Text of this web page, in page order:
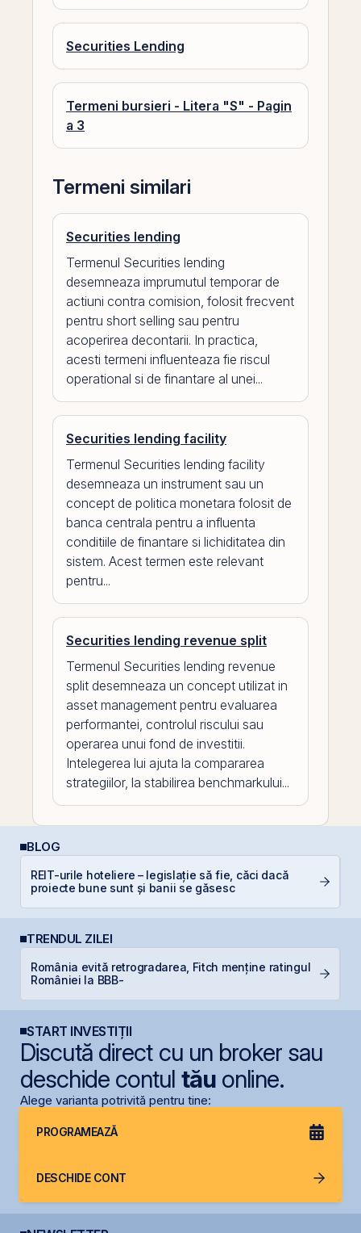
Securities Lending
Termeni bursieri - Litera "S" - Pagin
a 3
Termeni similari
Securities lending
Termenul Securities lending
desemneaza imprumutul temporar de
actiuni contra comision, folosit frecvent
pentru short selling sau pentru
acoperirea decontarii. In practica,
acesti termeni influenteaza fie riscul
operational si de finantare al unei...
Securities lending facility
Termenul Securities lending facility
desemneaza un instrument sau un
concept de politica monetara folosit de
banca centrala pentru a influenta
conditiile de finantare si lichiditatea din
sistem. Acest termen este relevant
pentru...
Securities lending revenue split
Termenul Securities lending revenue
split desemneaza un concept utilizat in
asset management pentru evaluarea
performantei, controlul riscului sau
operarea unui fond de investitii.
Intelegerea lui ajuta la compararea
strategiilor, la stabilirea benchmarkului...
BLOG
REIT-urile hoteliere – legislație să fie, căci dacă
proiecte bune sunt și banii se găsesc
TRENDUL ZILEI
România evită retrogradarea, Fitch menține ratingul
României la BBB-
START INVESTIȚII
Discută direct cu un broker sau
deschide contul tăuonline.
Alege varianta potrivită pentru tine:
PROGRAMEAZĂ
DESCHIDE CONT